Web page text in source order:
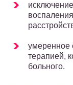
умеренное
терапией,
больного.